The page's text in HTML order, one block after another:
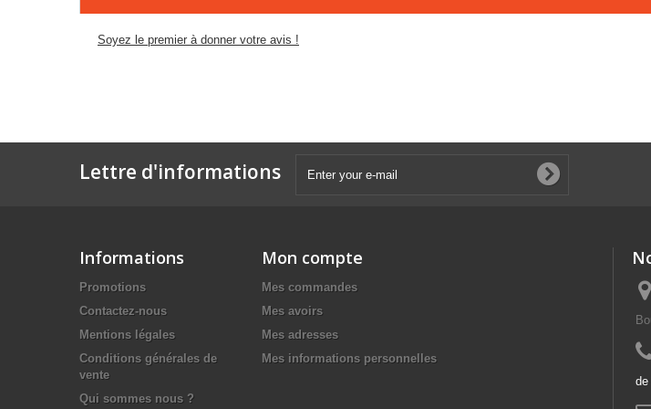
Soyez le premier à donner votre avis !
Lettre d'informations
Informations
Promotions
Contactez-nous
Mentions légales
Conditions générales de
vente
Qui sommes nous ?
Mon compte
Mes commandes
Mes avoirs
Mes adresses
Mes informations personnelles
de